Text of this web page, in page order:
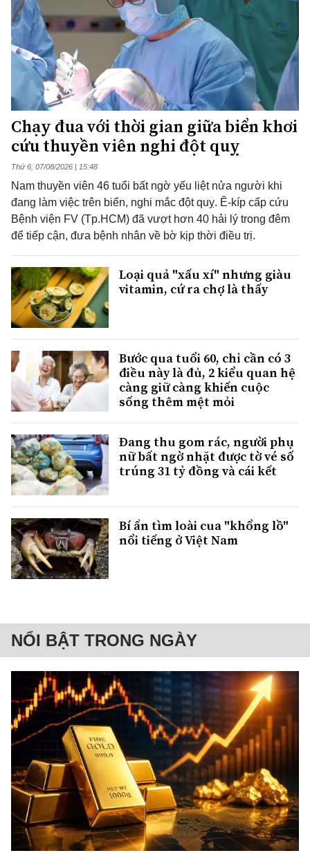
Chạy đua với thời gian giữa biển khơi
cứu thuyền viên nghi đột quỵ
Thứ 6, 07/08/2026 | 15:48
Nam thuyền viên 46 tuổi bất ngờ yếu liệt nửa người khi
đang làm việc trên biển, nghi mắc đột quỵ. Ê-kíp cấp cứu
Bệnh viện FV (Tp.HCM) đã vượt hơn 40 hải lý trong đêm
để tiếp cận, đưa bệnh nhân về bờ kịp thời điều trị.
Loại quả "xấu xí" nhưng giàu
vitamin, cứ ra chợ là thấy
Bước qua tuổi 60, chỉ cần có 3
điều này là đủ, 2 kiểu quan hệ
càng giữ càng khiến cuộc
sống thêm mệt mỏi
Đang thu gom rác, người phụ
nữ bất ngờ nhặt được tờ vé số
trúng 31 tỷ đồng và cái kết
Bí ẩn tìm loài cua "khổng lồ"
nổi tiếng ở Việt Nam
NỔI BẬT TRONG NGÀY